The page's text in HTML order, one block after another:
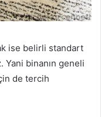
ise belirli standart
Yani binanın geneli
de tercih